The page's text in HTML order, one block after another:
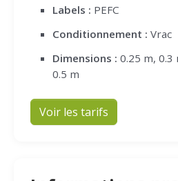
Labels : PEFC
Conditionnement : Vrac
Dimensions : 0.25 m, 0.3
0.5 m
Voir les tarifs